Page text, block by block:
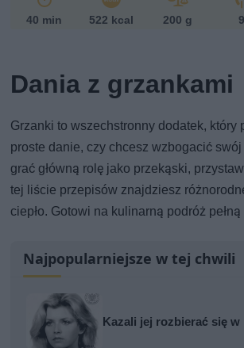
40 min 522 kcal 200 g
Dania z grzankami
Grzanki to wszechstronny dodatek,
proste danie, czy chcesz wzbogacić
grać główną rolę jako przekąski,
tej liście przepisów znajdziesz
ciepło. Gotowi na kulinarną podróż
Najpopularniejsze w tej chwili
Kazali jej rozbierać się